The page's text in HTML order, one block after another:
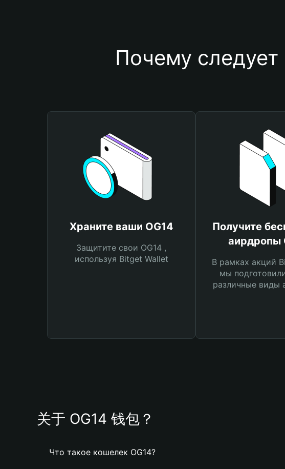
Почему следует
Храните ваши OG14
Защитите свои OG14 ,
используя Bitget Wallet
Получите
аирдропы
В рамках акций
мы
различные виды
关于 OG14 钱包？
Что такое кошелек OG14?